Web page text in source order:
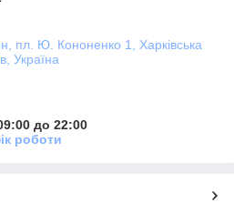
пл. Ю. Кононенко 1, Харківська
Україна
до 22:00
роботи